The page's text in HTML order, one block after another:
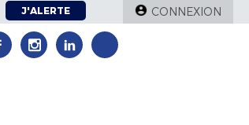
J'ALERTE CONNEXION